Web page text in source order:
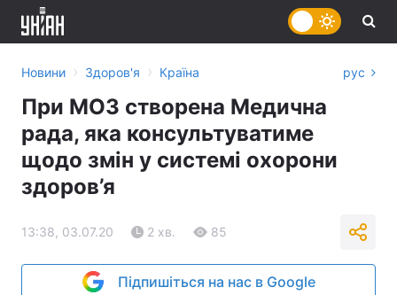
Новини › Здоров'я › Країна рус
При МОЗ створена Медична
рада, яка консультуватиме
щодо змін у системі охорони
здоров’я
13:38, 03.07.20 2 хв. 85
Підпишіться на нас в Google